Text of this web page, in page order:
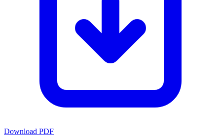
Download PDF